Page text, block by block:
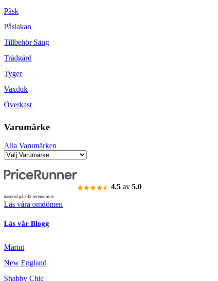
Påsk
Påslakan
Tillbehör Säng
Trädgård
Tyger
Vaxduk
Överkast
Varumärke
Alla Varumärken
4.5 av 5.0
baserad på 235 recensioner
Läs våra omdömen
Läs vår Blogg
Marint
New England
Shabby Chic